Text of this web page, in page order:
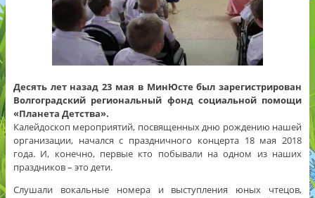
Десять лет назад 23 мая в МинЮсте был зарегистрирован
Волгоградский региональный фонд социальной помощи
«Планета Детства».
Калейдоскоп мероприятий, посвященных дню рождению нашей
организации, начался с праздничного концерта 18 мая 2018
года. И, конечно, первые кто побывали на одном из наших
праздников – это дети.
Слушали вокальные номера и выступления юных чтецов,